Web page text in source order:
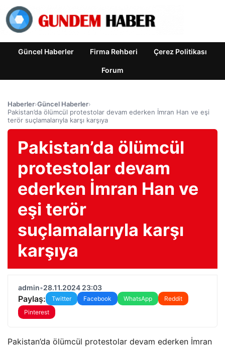
Güncel Haberler Firma Rehberi Çerez Politikası
Forum
Haberler›Güncel Haberler›
Pakistan’da ölümcül protestolar devam ederken İmran Han ve eşi
terör suçlamalarıyla karşı karşıya
Pakistan’da ölümcül
protestolar devam
ederken İmran Han ve
eşi terör
suçlamalarıyla karşı
karşıya
admin•28.11.2024 23:03
Paylaş: Twitter Facebook WhatsApp
Reddit
Pinterest
Pakistan’da ölümcül protestolar devam ederken İmran